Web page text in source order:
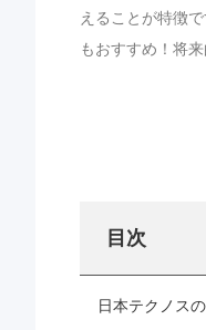
えることが特徴
もおすすめ！将
目次
日本テクノス